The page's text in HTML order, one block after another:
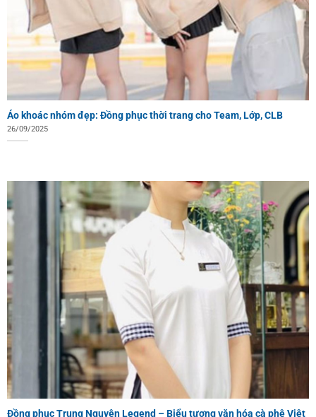
Áo khoác nhóm đẹp: Đồng phục thời trang cho Team, Lớp, CLB
26/09/2025
Đồng phục Trung Nguyên Legend – Biểu tượng văn hóa cà phê Việt